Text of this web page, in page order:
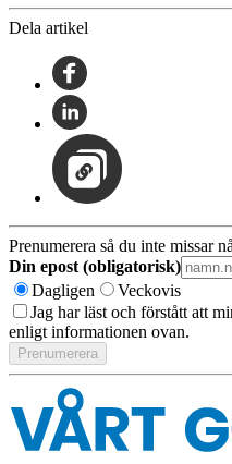
Dela artikel
Prenumerera så du inte missar
Din epost (obligatorisk)
Dagligen
Veckovis
Jag har läst och förstått att
enligt informationen ovan.